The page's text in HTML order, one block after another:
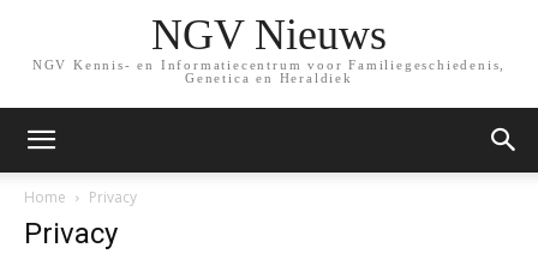
NGV Nieuws
NGV Kennis- en Informatiecentrum voor Familiegeschiedenis,
Genetica en Heraldiek
Home Privacy
Privacy